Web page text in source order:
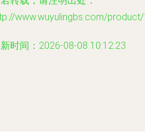
www.wuyulingbs.com/product/
时间：2026-08-08 10:12:23